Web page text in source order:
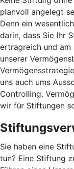
planvoll angelegt
Denn ein
darin, dass Sie Ihr
ertragreich und
unserer
uns auch ums
Controlling.
wir für Stiftungen
Sie haben eine
tun? Eine Stiftung